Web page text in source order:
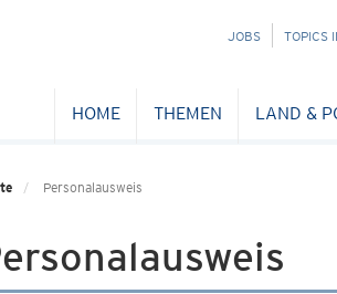
NAVIGATION
JOBS TOPICS
HOME THEMEN LAND &
Personalausweis